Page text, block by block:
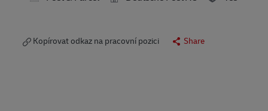
Kopírovat odkaz na pracovní pozici Share